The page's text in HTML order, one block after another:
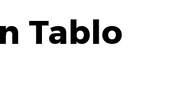
Tablo